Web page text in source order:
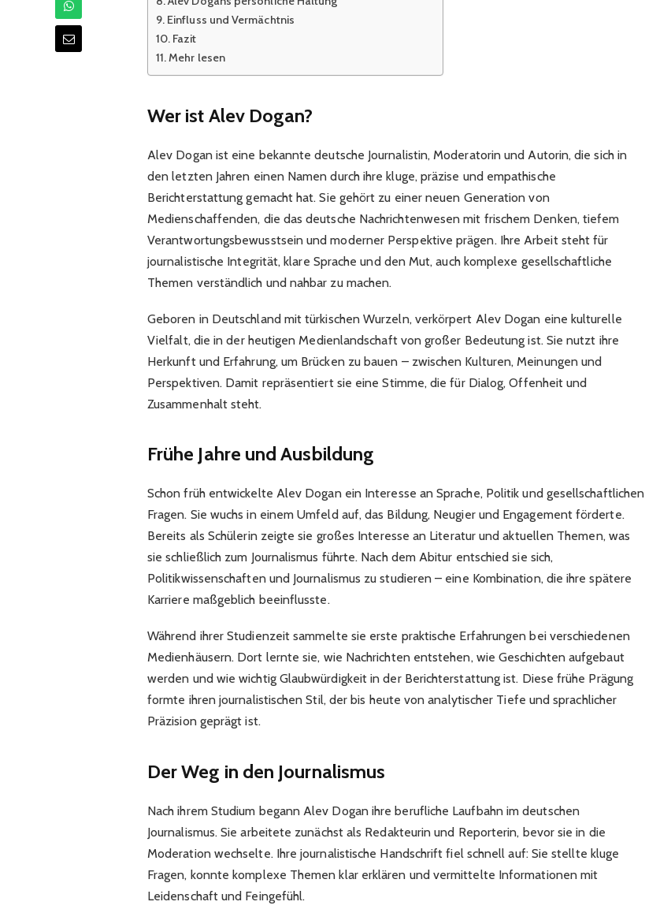
Einfluss und Vermächtnis
Fazit
Mehr lesen
Wer ist Alev Dogan?
Alev Dogan ist eine bekannte deutsche Journalistin, Moderatorin und Autorin, die sich in
den letzten Jahren einen Namen durch ihre kluge, präzise und empathische
Berichterstattung gemacht hat. Sie gehört zu einer neuen Generation von
Medienschaffenden, die das deutsche Nachrichtenwesen mit frischem Denken, tiefem
Verantwortungsbewusstsein und moderner Perspektive prägen. Ihre Arbeit steht für
journalistische Integrität, klare Sprache und den Mut, auch komplexe gesellschaftliche
Themen verständlich und nahbar zu machen.
Geboren in Deutschland mit türkischen Wurzeln, verkörpert Alev Dogan eine kulturelle
Vielfalt, die in der heutigen Medienlandschaft von großer Bedeutung ist. Sie nutzt ihre
Herkunft und Erfahrung, um Brücken zu bauen – zwischen Kulturen, Meinungen und
Perspektiven. Damit repräsentiert sie eine Stimme, die für Dialog, Offenheit und
Zusammenhalt steht.
Frühe Jahre und Ausbildung
Schon früh entwickelte Alev Dogan ein Interesse an Sprache, Politik und gesellschaftlichen
Fragen. Sie wuchs in einem Umfeld auf, das Bildung, Neugier und Engagement förderte.
Bereits als Schülerin zeigte sie großes Interesse an Literatur und aktuellen Themen, was
sie schließlich zum Journalismus führte. Nach dem Abitur entschied sie sich,
Politikwissenschaften und Journalismus zu studieren – eine Kombination, die ihre spätere
Karriere maßgeblich beeinflusste.
Während ihrer Studienzeit sammelte sie erste praktische Erfahrungen bei verschiedenen
Medienhäusern. Dort lernte sie, wie Nachrichten entstehen, wie Geschichten aufgebaut
werden und wie wichtig Glaubwürdigkeit in der Berichterstattung ist. Diese frühe Prägung
formte ihren journalistischen Stil, der bis heute von analytischer Tiefe und sprachlicher
Präzision geprägt ist.
Der Weg in den Journalismus
Nach ihrem Studium begann Alev Dogan ihre berufliche Laufbahn im deutschen
Journalismus. Sie arbeitete zunächst als Redakteurin und Reporterin, bevor sie in die
Moderation wechselte. Ihre journalistische Handschrift fiel schnell auf: Sie stellte kluge
Fragen, konnte komplexe Themen klar erklären und vermittelte Informationen mit
Leidenschaft und Feingefühl.